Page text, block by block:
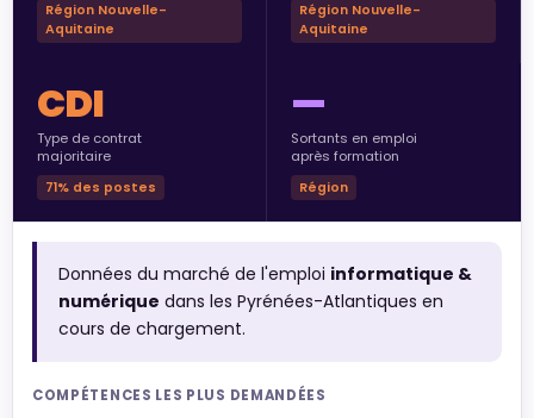
Région Nouvelle-
Aquitaine
Région Nouvelle-
Aquitaine
CDI
Type de contrat
majoritaire
71% des postes
—
Sortants en emploi
après formation
Région
Données du marché de l'emploi informatique &
numérique dans les Pyrénées-Atlantiques en
cours de chargement.
COMPÉTENCES LES PLUS DEMANDÉES